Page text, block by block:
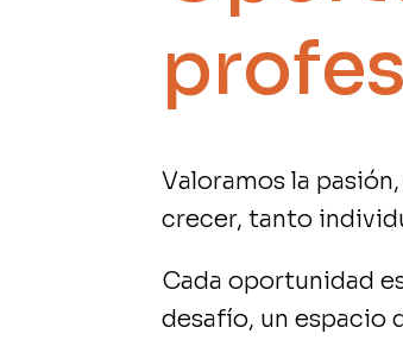
Valoramos la
crecer, tanto
Cada oportunidad
desafío, un espacio